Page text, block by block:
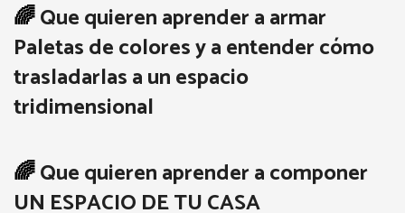
🌈Que quieren aprender a armar
Paletas de colores y a entender cómo
trasladarlas a un espacio
tridimensional
🌈Que quieren aprender a componer
UN ESPACIO DE TU CASA